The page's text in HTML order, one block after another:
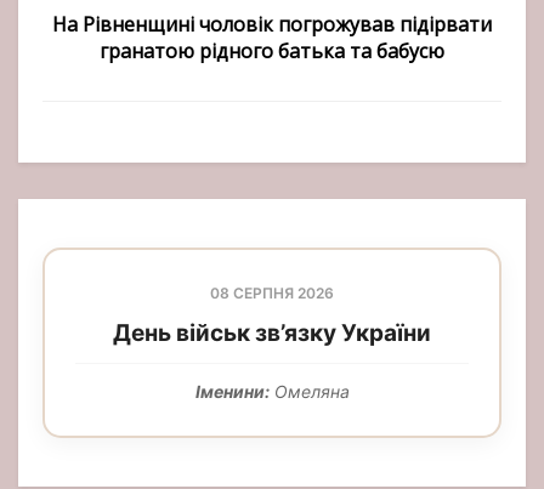
На Рівненщині чоловік погрожував підірвати
гранатою рідного батька та бабусю
08 СЕРПНЯ 2026
День військ зв’язку України
Іменини:Омеляна